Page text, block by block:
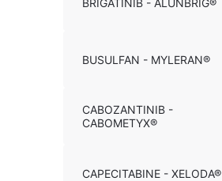
BUSULFAN - MYLERAN®
CABOZANTINIB -
CABOMETYX®
CAPECITABINE - XELODA®